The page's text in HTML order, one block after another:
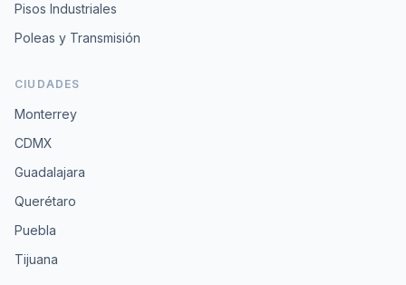
Pisos Industriales
Poleas y Transmisión
CIUDADES
Monterrey
CDMX
Guadalajara
Querétaro
Puebla
Tijuana